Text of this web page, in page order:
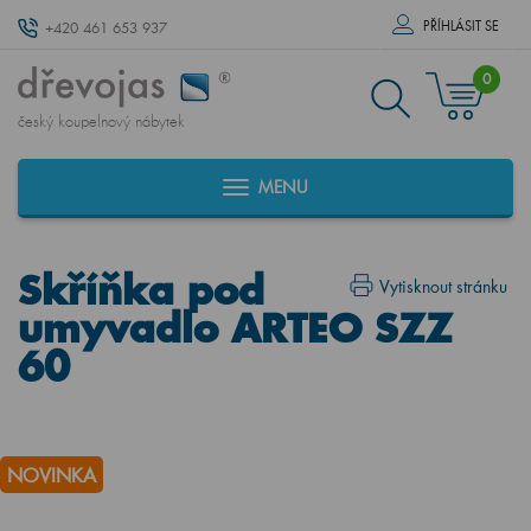
+420 461 653 937 PŘÍHLÁSIT SE
český koupelnový nábytek
0
MENU
Vytisknout stránku
Skříňka pod
umyvadlo ARTEO SZZ
60
NOVINKA